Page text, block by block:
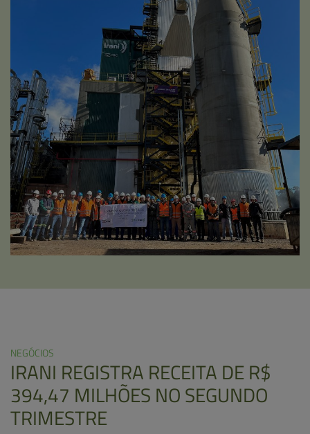
NEGÓCIOS
IRANI REGISTRA RECEITA DE R$
394,47 MILHÕES NO SEGUNDO
TRIMESTRE